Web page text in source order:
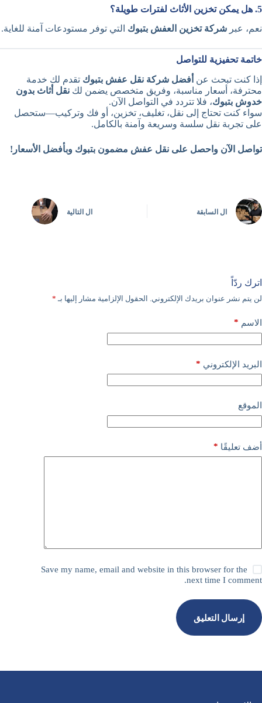
5. هل يمكن تخزين الأثاث لفترات طويلة؟
نعم، عبر شركة تخزين العفش بتبوك التي توفر مستودعات آمنة للغاية.
خاتمة تحفيزية للتواصل
إذا كنت تبحث عن أفضل شركة نقل عفش بتبوك تقدم لك خدمة
محترفة، أسعار مناسبة، وفريق متخصص يضمن لك نقل أثاث بدون
خدوش بتبوك، فلا تتردد في التواصل الآن.
سواء كنت تحتاج إلى نقل، تغليف، تخزين، أو فك وتركيب—ستحصل
على تجربة نقل سلسة وسريعة وآمنة بالكامل.
تواصل الآن واحصل على نقل عفش مضمون بتبوك وبأفضل الأسعار!
ال السابقة ال التالية
اترك ردّاً
لن يتم نشر عنوان بريدك الإلكتروني. الحقول الإلزامية مشار إليها بـ *
الاسم *
البريد الإلكتروني *
الموقع
أضف تعليقًا *
Save my name, email and website in this browser for the
next time I comment.
إرسال التعليق